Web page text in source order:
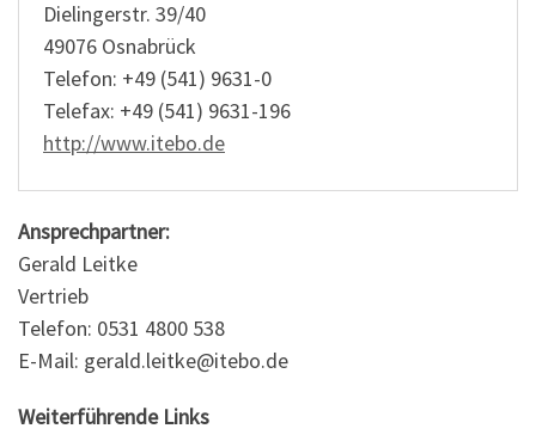
Dielingerstr. 39/40
49076 Osnabrück
Telefon: +49 (541) 9631-0
Telefax: +49 (541) 9631-196
http://www.itebo.de
Ansprechpartner:
Gerald Leitke
Vertrieb
Telefon: 0531 4800 538
E-Mail: gerald.leitke@itebo.de
Weiterführende Links